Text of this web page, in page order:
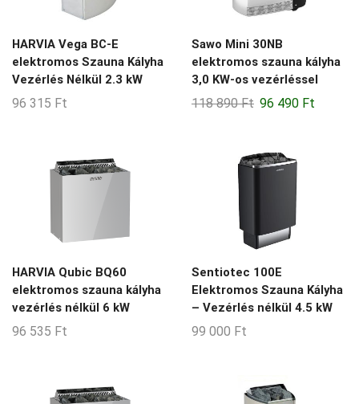
HARVIA Vega BC-E
elektromos Szauna Kályha
Vezérlés Nélkül 2.3 kW
96 315 Ft
Sawo Mini 30NB
elektromos szauna kályha
3,0 KW-os vezérléssel
118 890Ft Original
118
96 490 Ft
HARVIA Qubic BQ60
elektromos szauna kályha
vezérlés nélkül 6 kW
96 535 Ft
Sentiotec 100E
Elektromos Szauna Kályha
– Vezérlés nélkül 4.5 kW
99 000 Ft